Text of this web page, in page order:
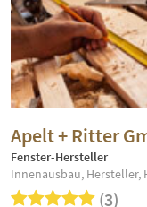
Apelt + Ritter
Fenster-Hersteller
Innenausbau, Hersteller,
(3)